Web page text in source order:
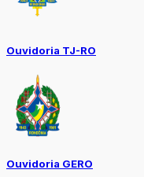
Ouvidoria TJ-RO
Ouvidoria GERO